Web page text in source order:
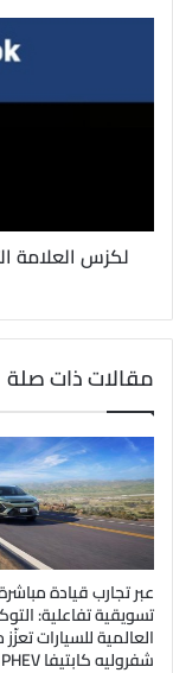
لكزس العلامة
مقالات ذات صلة
عبر تجارب قيادة
تسويقية تفاعلية:
العالمية للسيارات
شفروليه كابتيفا PHEV